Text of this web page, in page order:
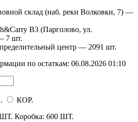
склад (наб. реки Волковки, 7) —
B3 (Парголово, ул.
7 шт.
центр — 2091 шт.
по остаткам: 06.08.2026 01:10
КОР.
Коробка: 600 ШТ.